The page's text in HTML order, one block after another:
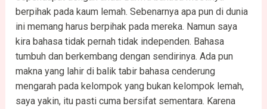
berpihak pada kaum lemah. Sebenarnya apa pun di dunia
ini memang harus berpihak pada mereka. Namun saya
kira bahasa tidak pernah tidak independen. Bahasa
tumbuh dan berkembang dengan sendirinya. Ada pun
makna yang lahir di balik tabir bahasa cenderung
mengarah pada kelompok yang bukan kelompok lemah,
saya yakin, itu pasti cuma bersifat sementara. Karena